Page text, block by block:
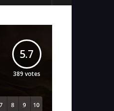
5.7
389 votes